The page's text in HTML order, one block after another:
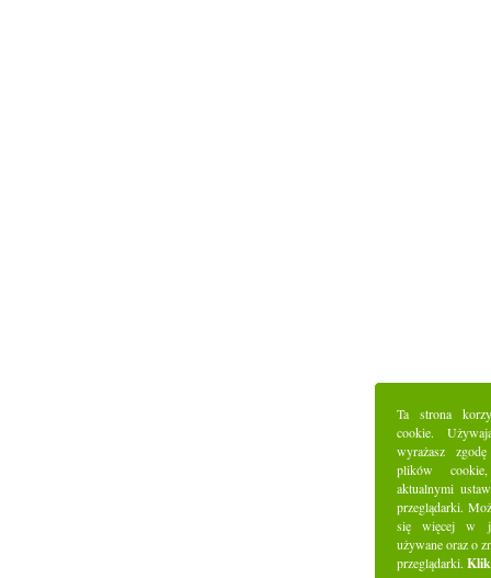
Ta strona
cookie.
wyrażasz
plików
aktualnymi
przeglądarki.
się więcej w
używane oraz o
przeglądarki.